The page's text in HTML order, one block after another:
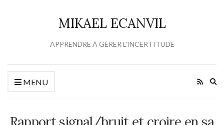
MIKAEL ECANVIL
APPRENDRE À GÉRER L'INCERTITUDE
MENU